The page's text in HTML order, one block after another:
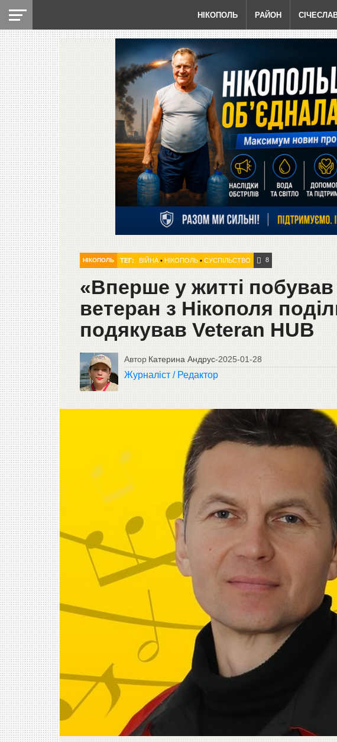
НІКОПОЛЬ РАЙОН
НІКОПОЛЬ ТЕГ: ВІЙНА• НІКОПОЛЬ• СУСПІЛЬСТВО 8
«Вперше у житті побував
ветеран з Нікополя
подякував Veteran HUB
Автор Катерина Андрус-2025-01-28
Журналіст / Редактор